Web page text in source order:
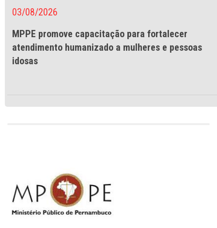
03/08/2026
MPPE promove capacitação para fortalecer
atendimento humanizado a mulheres e pessoas
idosas